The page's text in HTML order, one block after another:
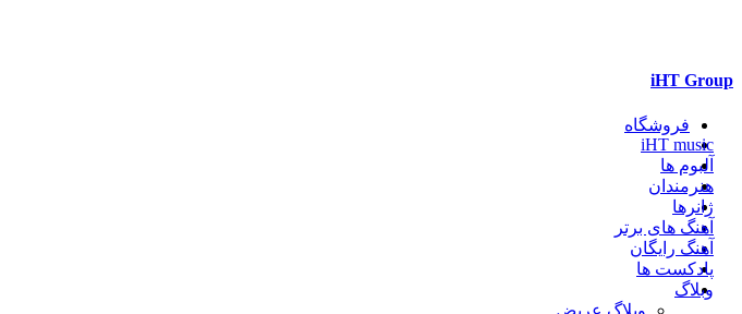
iHT Group
فروشگاه
iHT music
آلبوم ها
هنرمندان
ژانرها
آهنگ های برتر
آهنگ رایگان
پادکست ها
وبلاگ
وبلاگ عریض